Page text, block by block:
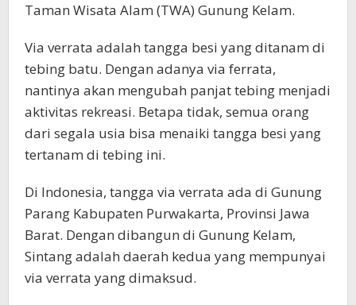
Taman Wisata Alam (TWA) Gunung Kelam.
Via verrata adalah tangga besi yang ditanam di
tebing batu. Dengan adanya via ferrata,
nantinya akan mengubah panjat tebing menjadi
aktivitas rekreasi. Betapa tidak, semua orang
dari segala usia bisa menaiki tangga besi yang
tertanam di tebing ini.
Di Indonesia, tangga via verrata ada di Gunung
Parang Kabupaten Purwakarta, Provinsi Jawa
Barat. Dengan dibangun di Gunung Kelam,
Sintang adalah daerah kedua yang mempunyai
via verrata yang dimaksud.